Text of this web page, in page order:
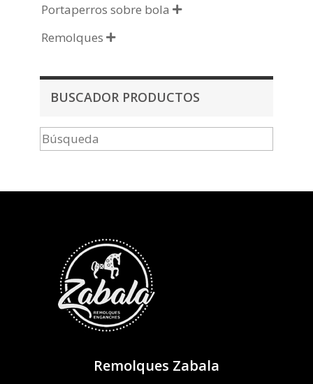
Portaperros sobre bola 
Remolques 
BUSCADOR PRODUCTOS
Remolques Zabala